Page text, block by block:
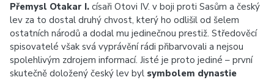
Přemysl Otakar I. císaři Otovi IV. v boji proti Sasům a český
lev za to dostal druhý chvost, který ho odlišil od šelem
ostatních národů a dodal mu jedinečnou prestiž. Středověcí
spisovatelé však svá vyprávění rádi přibarvovali a nejsou
spolehlivým zdrojem informací. Jisté je proto jediné – první
skutečně doložený český lev byl symbolem dynastie